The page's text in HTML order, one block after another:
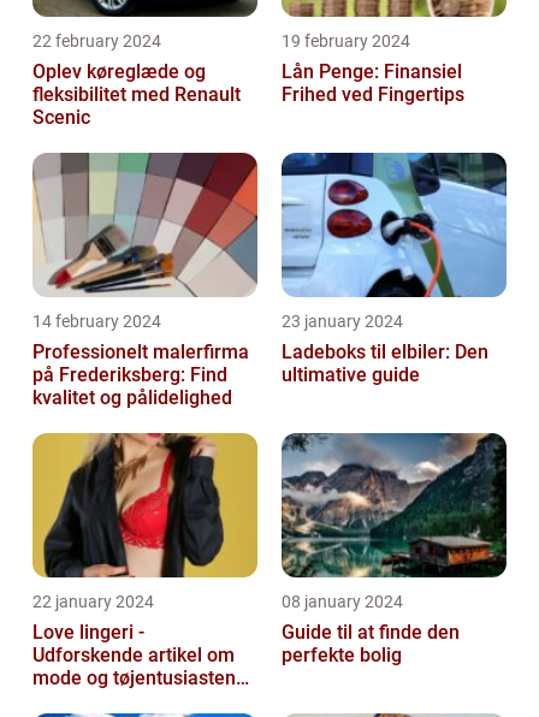
22 february 2024
Oplev køreglæde og
fleksibilitet med Renault
Scenic
19 february 2024
Lån Penge: Finansiel
Frihed ved Fingertips
14 february 2024
Professionelt malerfirma
på Frederiksberg: Find
kvalitet og pålidelighed
23 january 2024
Ladeboks til elbiler: Den
ultimative guide
22 january 2024
Love lingeri -
Udforskende artikel om
mode og tøjentusiastens
08 january 2024
Guide til at finde den
perfekte bolig